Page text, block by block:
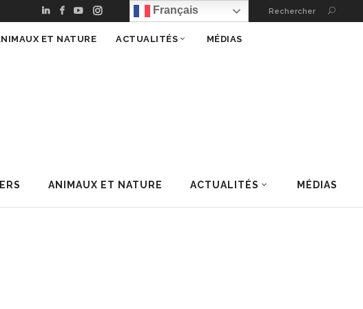
Français Rechercher
ANIMAUX ET NATURE ACTUALITÉS MÉDIAS
ET NATURE ACTUALITÉS MÉDIAS